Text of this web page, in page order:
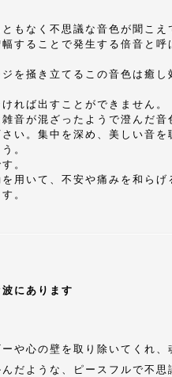
もなく不思議な音色が聞こえ
することで発生する倍音と呼
を掻き立てるこの音色は癒
れば出すことができません。
音が混ざったようで澄んだ音
い。集中を深め、美しい音
。
。
用いて、不安や痛みを和らげ
。
にあります
や心の壁を取り除いてくれ、
だような、ピースフルで不思